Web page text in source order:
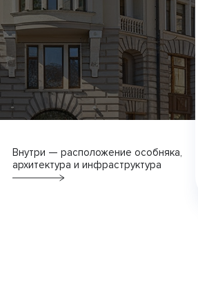
Внутри — расположение особняка,
архитектура и инфраструктура